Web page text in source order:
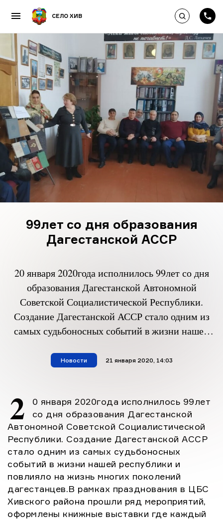
Пропустить и перейти к
СЕЛО ХИВ Выполнить
99лет со дня образования
Дагестанской АССР
20 января 2020года исполнилось 99лет со дня
образования Дагестанской Автономной
Советской Социалистической Республики.
Создание Дагестанской АССР стало одним из
самых судьбоносных событий в жизни нашей
поколений дагестанцев.В рамках празднования
где каждый читатель мог ознакомиться с
историей родной Республики.В Центральной
[…]
Новости материал опубликован
21 января 2020, 14:03
2
0 января 2020года исполнилось 99лет
со дня образования Дагестанской
Автономной Советской Социалистической
Республики. Создание Дагестанской АССР
стало одним из самых судьбоносных
событий в жизни нашей республики и
повлияло на жизнь многих поколений
дагестанцев.В рамках празднования в ЦБС
Хивского района прошли ряд мероприятий,
оформлены книжные выставки где каждый